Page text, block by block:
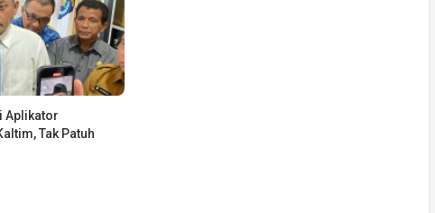
Aplikator
Tak Patuh